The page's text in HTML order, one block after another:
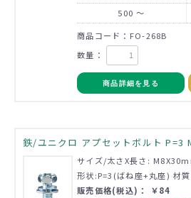
500 ～
商品コード：FO-268B
数量：
商品詳細を見る
鉄/ユニクロ アプセットボルト P=3
サイズ/太さX長さ:
形状:P=3(ばね座+丸座) 材
販売価格(税込)： ￥84